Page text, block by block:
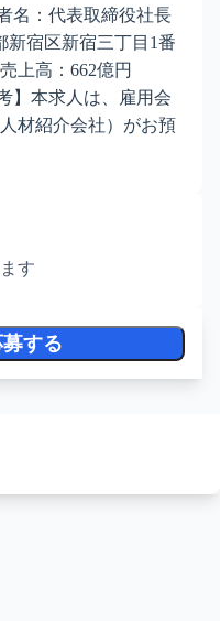
名：代表取締役社長
新宿区新宿三丁目1番
上高：662億円
】本求人は、雇用会
材紹介会社）がお預
す
する